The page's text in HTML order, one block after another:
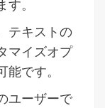
。
テキストの
マイズオプ
です。
ユーザーで